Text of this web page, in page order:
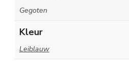
Gegoten
Kleur
Leiblauw